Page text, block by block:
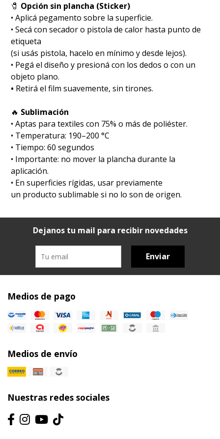
🧷 Opción sin plancha (Sticker)
• Aplicá pegamento sobre la superficie.
• Secá con secador o pistola de calor hasta punto de
etiqueta
(si usás pistola, hacelo en mínimo y desde lejos).
• Pegá el diseño y presioná con los dedos o con un
objeto plano.
• Retirá el film suavemente, sin tirones.
🔥 Sublimación
•⁠ ⁠Aptas para textiles con 75% o más de poliéster.
•⁠ ⁠Temperatura: 190–200 °C
•⁠ ⁠Tiempo: 60 segundos
•⁠ ⁠Importante: no mover la plancha durante la
aplicación.
•⁠ ⁠En superficies rígidas, usar previamente
un producto sublimable si no lo son de origen.
Dejanos tu mail para recibir novedades
Enviar
Medios de pago
Medios de envío
Nuestras redes sociales